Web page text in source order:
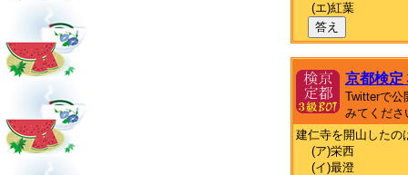
(エ)紅葉
答え
京都検定
Twitterで公
みてくださ
建仁寺を開山したの
(ア)栄西
(イ)最澄